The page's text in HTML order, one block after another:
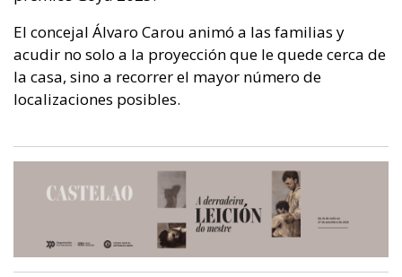
El concejal Álvaro Carou animó a las familias y
acudir no solo a la proyección que le quede cerca de
la casa, sino a recorrer el mayor número de
localizaciones posibles.